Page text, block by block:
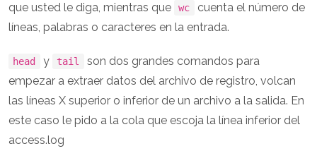
que usted le diga, mientras que
wc
cuenta el número de
líneas, palabras o caracteres en la entrada.
head y tail
son dos grandes comandos para
empezar a extraer datos del archivo de registro, volcan
las líneas X superior o inferior de un archivo a la salida. En
este caso le pido a la cola que escoja la línea inferior del
access.log